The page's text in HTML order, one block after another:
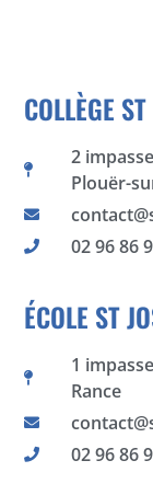
COLLÈGE
2
Plouër-
02 96 86
ÉCOLE ST
1
Rance
02 96 86